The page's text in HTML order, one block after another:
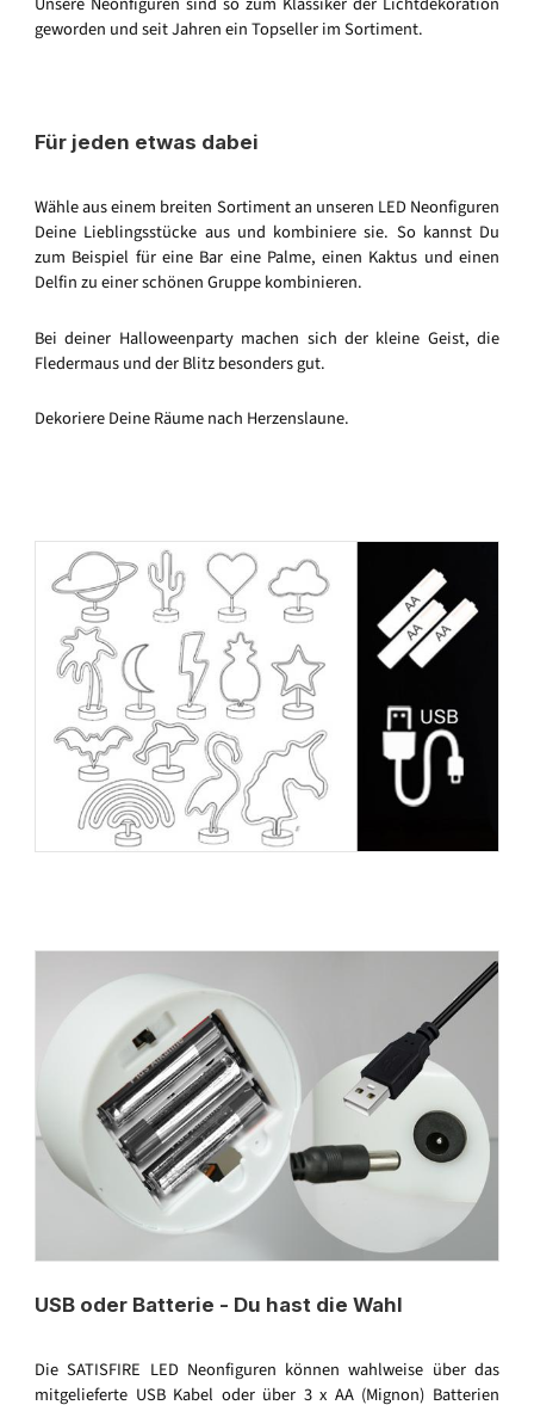
geworden und seit Jahren ein Topseller im Sortiment.
Für jeden etwas dabei
Wähle aus einem breiten Sortiment an unseren LED Neonfiguren
Deine Lieblingsstücke aus und kombiniere sie. So kannst Du
zum Beispiel für eine Bar eine Palme, einen Kaktus und einen
Delfin zu einer schönen Gruppe kombinieren.
Bei deiner Halloweenparty machen sich der kleine Geist, die
Fledermaus und der Blitz besonders gut.
Dekoriere Deine Räume nach Herzenslaune.
USB oder Batterie - Du hast die Wahl
Die SATISFIRE LED Neonfiguren können wahlweise über das
mitgelieferte USB Kabel oder über 3 x AA (Mignon) Batterien